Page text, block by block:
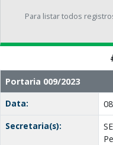
Para listar todos
Portaria 009/2023
Data:
Secretaria(s):